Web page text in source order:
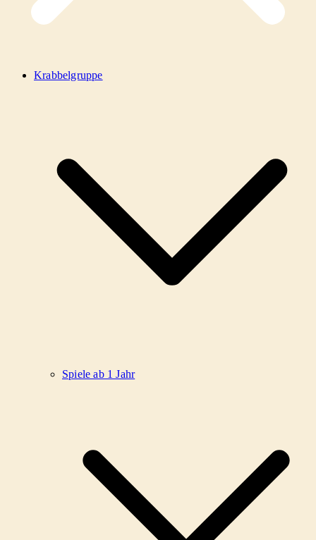
Krabbelgruppe
Spiele ab 1 Jahr